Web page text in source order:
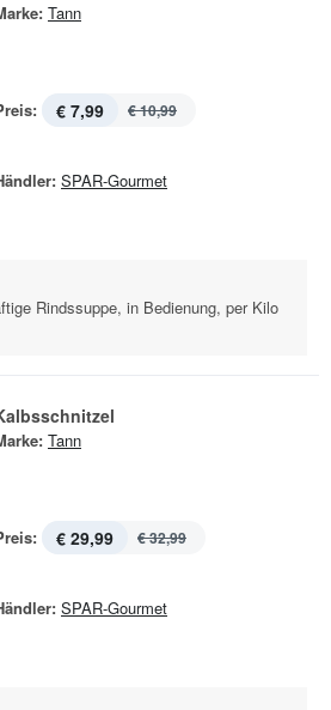
Tann
€ 7,99 € 10,99
SPAR-Gourmet
Rindssuppe, in Bedienung, per Kilo
Tann
€ 29,99 € 32,99
SPAR-Gourmet